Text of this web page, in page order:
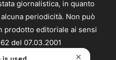
giornalistica, in quanto
periodicità. Non può
prodotto editoriale ai sensi
del 07.03.2001